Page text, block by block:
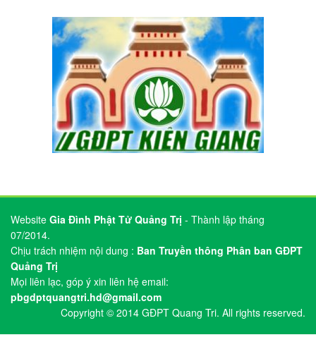
Chịu trách nhiệm nội dung :Ban Truyền thông Phân ban GĐPT
Mọi liên lạc, góp ý xin liên hệ email:
pbgdptquangtri.hd@gmail.com
Copyright © 2014 GĐPT Quang Tri. All rights reserved.